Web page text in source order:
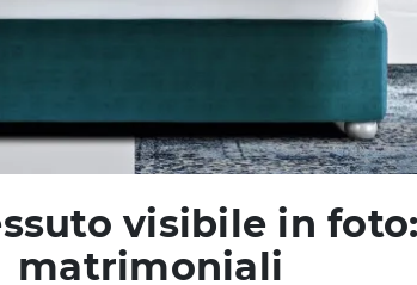
visibile in
matrimoniali